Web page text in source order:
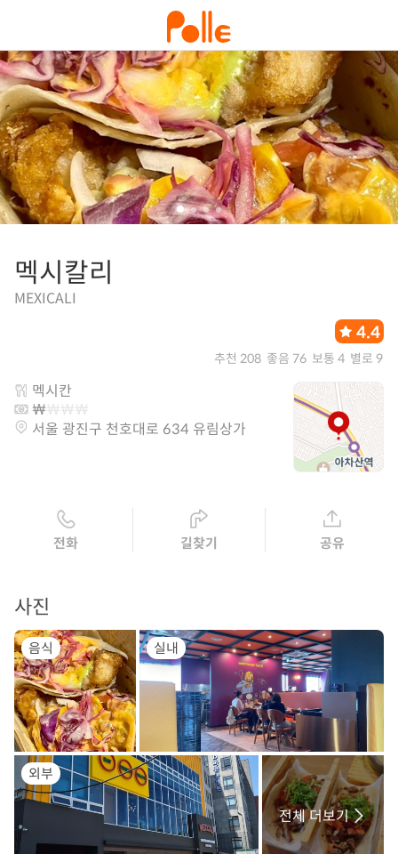
멕시칼리
MEXICALI
4.4
추천 208 좋음 76 보통 4 별로 9
멕시칸
서울 광진구 천호대로 634 유림상가
전화 길찾기 공유
사진
음식 실내
외부
전체 더보기